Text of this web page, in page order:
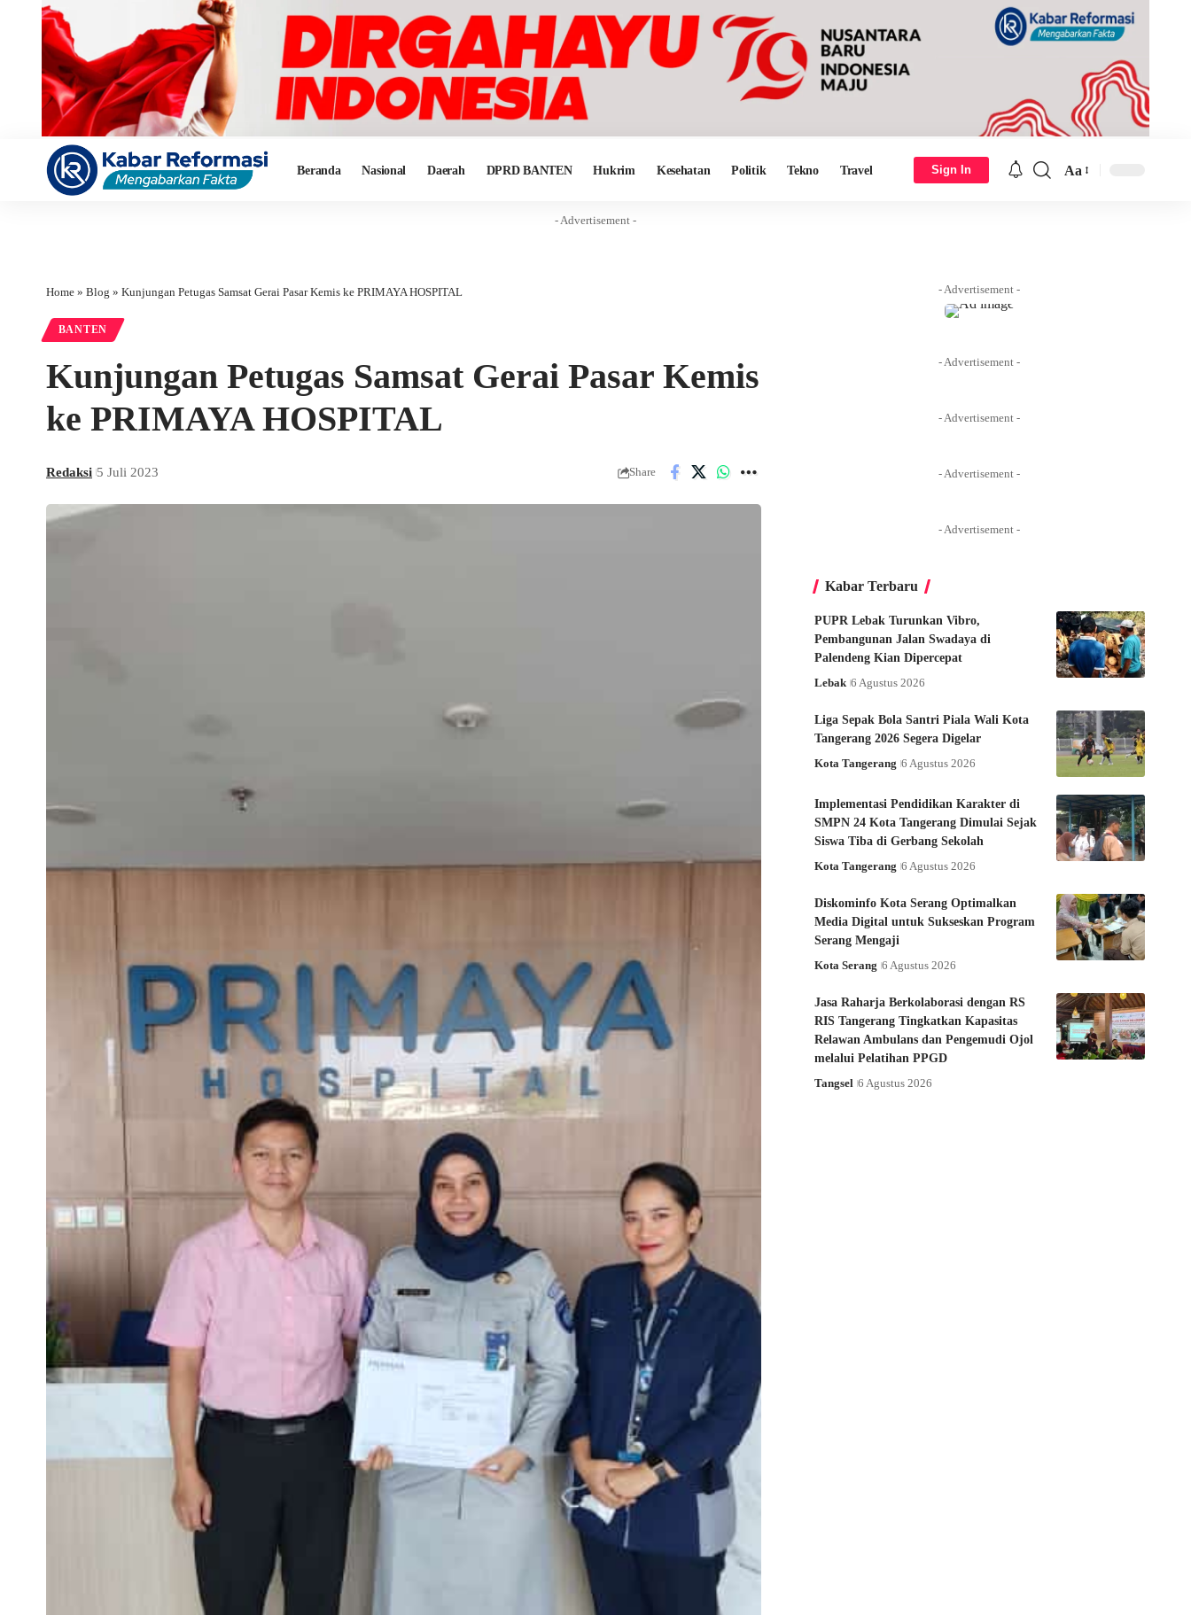
Beranda Nasional Daerah DPRD BANTEN Hukrim Kesehatan Politik Tekno Travel Sign In Aa
- Advertisement -
Home » Blog » Kunjungan Petugas Samsat Gerai Pasar Kemis ke PRIMAYA HOSPITAL
BANTEN
Kunjungan Petugas Samsat Gerai Pasar Kemis
ke PRIMAYA HOSPITAL
Redaksi 5 Juli 2023 Share
- Advertisement -
- Advertisement -
- Advertisement -
- Advertisement -
- Advertisement -
Kabar Terbaru
PUPR Lebak Turunkan Vibro,
Pembangunan Jalan Swadaya di
Palendeng Kian Dipercepat
Lebak 6 Agustus 2026
Liga Sepak Bola Santri Piala Wali Kota
Tangerang 2026 Segera Digelar
Kota Tangerang 6 Agustus 2026
Implementasi Pendidikan Karakter di
SMPN 24 Kota Tangerang Dimulai Sejak
Siswa Tiba di Gerbang Sekolah
Kota Tangerang 6 Agustus 2026
Diskominfo Kota Serang Optimalkan
Media Digital untuk Sukseskan Program
Serang Mengaji
Kota Serang 6 Agustus 2026
Jasa Raharja Berkolaborasi dengan RS
RIS Tangerang Tingkatkan Kapasitas
Relawan Ambulans dan Pengemudi Ojol
melalui Pelatihan PPGD
Tangsel 6 Agustus 2026